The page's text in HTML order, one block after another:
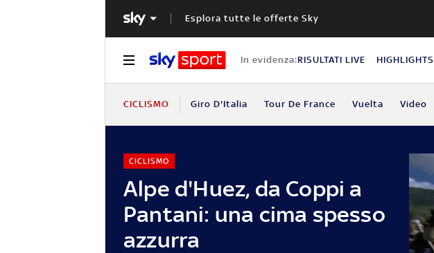
Esplora tutte le offerte Sky
In evidenza:RISULTATI LIVE HIGHLIGHTS
CICLISMO Giro D'Italia Tour De France Vuelta Video
Alpe d'Huez, da Coppi a
Pantani: una cima spesso
azzurra
CICLISMO